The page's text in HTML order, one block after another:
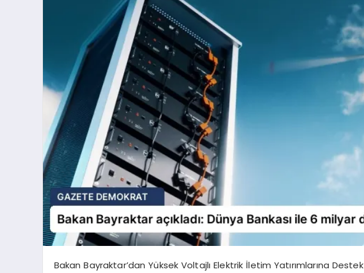
Bakan Bayraktar’dan Yüksek Voltajlı Elektrik İletim Yatırımlarına Destek